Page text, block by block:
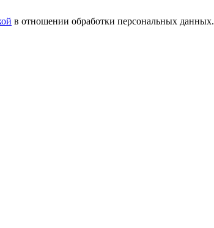
в отношении обработки персональных данных.